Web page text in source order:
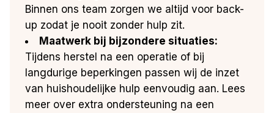
Binnen ons team zorgen we altijd voor back-
up zodat je nooit zonder hulp zit.
Maatwerk bij bijzondere situaties:
Tijdens herstel na een operatie of bij
langdurige beperkingen passen wij de inzet
van huishoudelijke hulp eenvoudig aan. Lees
meer over extra ondersteuning na een